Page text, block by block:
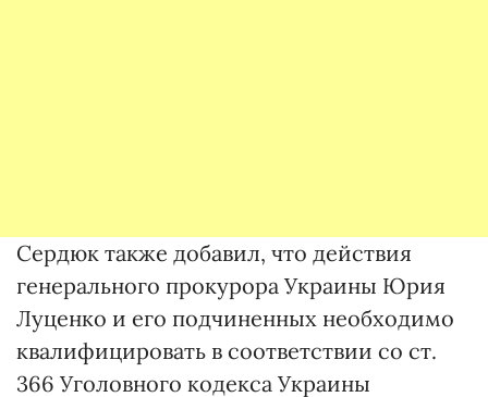
Сердюк также добавил, что действия
генерального прокурора Украины Юрия
Луценко и его подчиненных необходимо
квалифицировать в соответствии со ст.
366 Уголовного кодекса Украины